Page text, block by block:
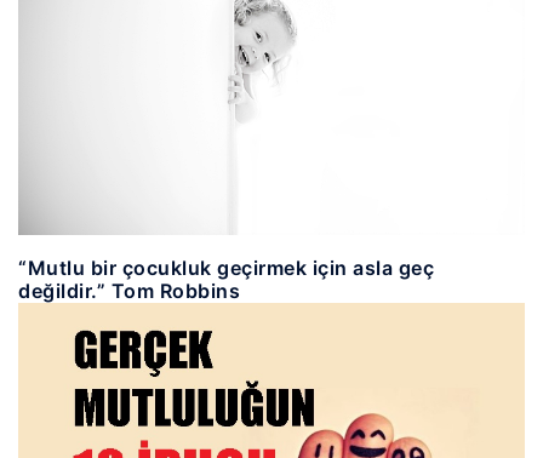
“Mutlu bir çocukluk geçirmek için asla geç
değildir.” Tom Robbins